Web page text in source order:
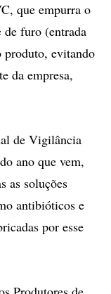
que empurra o
de furo (entrada
produto, evitando
da empresa,
de Vigilância
ano que vem,
as soluções
antibióticos e
por esse